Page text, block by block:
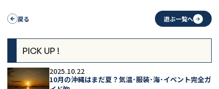
戻る 遊ぶ一覧へ
PICK UP !
2025.10.22
10月の沖縄はまだ夏？気温･服装･海･イベント完全ガ